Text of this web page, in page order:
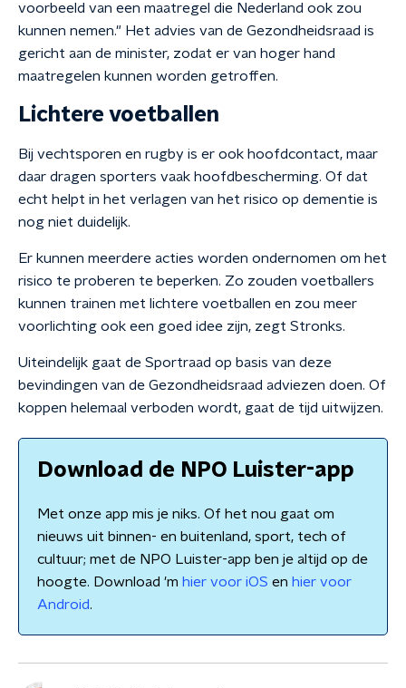
voorbeeld van een maatregel die Nederland ook zou
kunnen nemen." Het advies van de Gezondheidsraad is
gericht aan de minister, zodat er van hoger hand
maatregelen kunnen worden getroffen.
Lichtere voetballen
Bij vechtsporen en rugby is er ook hoofdcontact, maar
daar dragen sporters vaak hoofdbescherming. Of dat
echt helpt in het verlagen van het risico op dementie is
nog niet duidelijk.
Er kunnen meerdere acties worden ondernomen om het
risico te proberen te beperken. Zo zouden voetballers
kunnen trainen met lichtere voetballen en zou meer
voorlichting ook een goed idee zijn, zegt Stronks.
Uiteindelijk gaat de Sportraad op basis van deze
bevindingen van de Gezondheidsraad adviezen doen. Of
koppen helemaal verboden wordt, gaat de tijd uitwijzen.
Download de NPO Luister-app
Met onze app mis je niks. Of het nou gaat om
nieuws uit binnen- en buitenland, sport, tech of
cultuur; met de NPO Luister-app ben je altijd op de
hoogte. Download 'm hier voor iOS en hier voor
Android.